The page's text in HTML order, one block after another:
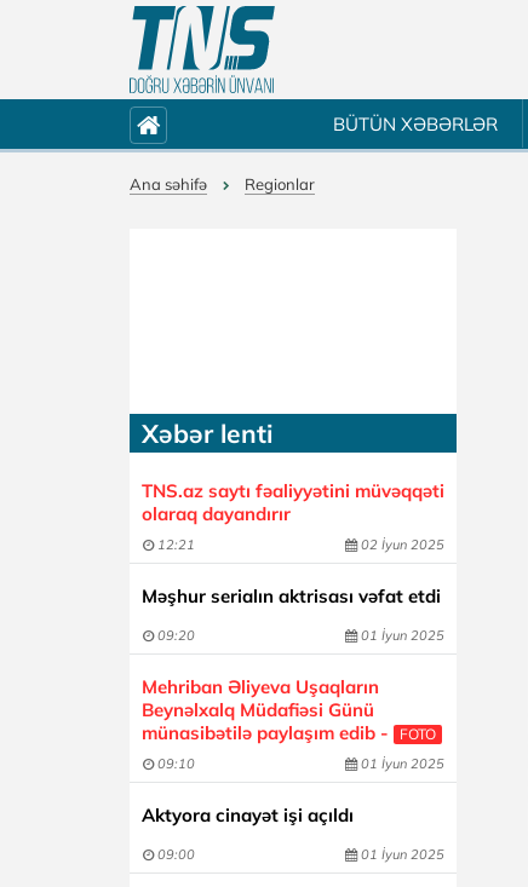
BÜTÜN XƏBƏRLƏR
Ana səhifə Regionlar
Xəbər lenti
TNS.az saytı fəaliyyətini müvəqqəti
olaraq dayandırır
12:21 02 İyun 2025
Məşhur serialın aktrisası vəfat etdi
09:20 01 İyun 2025
Mehriban Əliyeva Uşaqların
Beynəlxalq Müdafiəsi Günü
münasibətilə paylaşım edib -
FOTO
09:10 01 İyun 2025
Aktyora cinayət işi açıldı
09:00 01 İyun 2025